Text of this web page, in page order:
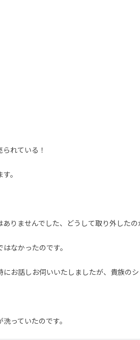
れている！
。
りませんでした、どうして取り外したの
なかったのです。
お話しお伺いいたしましたが、貴族のシ
っていたのです。